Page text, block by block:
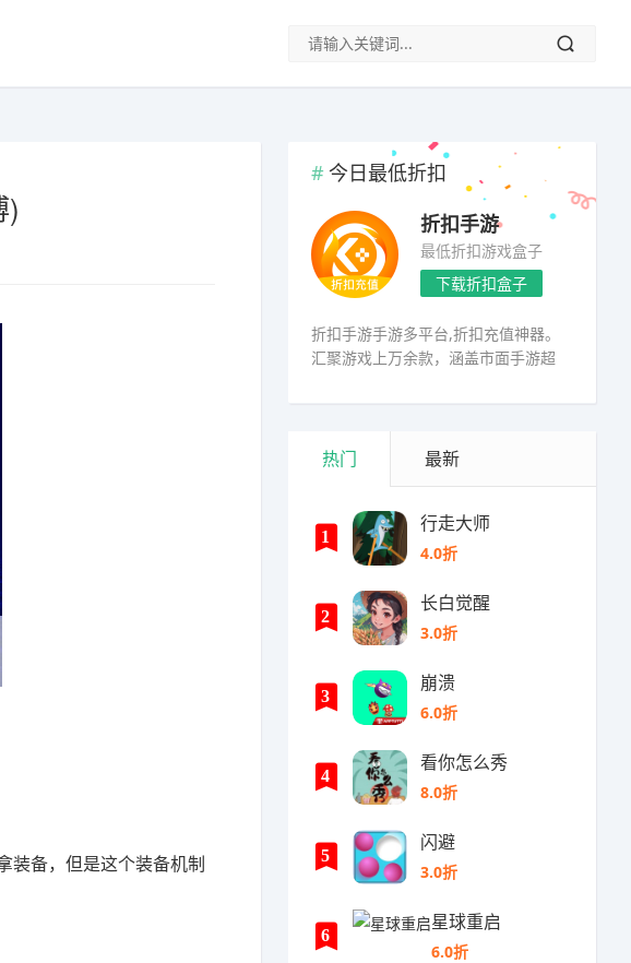
)
装备，但是这个装备机制
今日最低折扣
折扣手游
最低折扣游戏盒子
下载折扣盒子
折扣手游手游多平台,折扣充值神器。
汇聚游戏上万余款，涵盖市面手游超
热门 最新
1
行走大师
4.0折
2
长白觉醒
3.0折
3
崩溃
6.0折
4
看你怎么秀
8.0折
5
闪避
3.0折
6
星球重启
6.0折